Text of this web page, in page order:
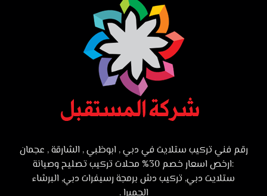
رقم فني تركيب ستلايت في دبي , ابوظبي , الشارقة , عجمان
:ارخص اسعار خصم 30% محلات تركيب تصليح وصيانة
ستلايت دبي, تركيب دش برمجة رسيفرات دبي, البرشاء